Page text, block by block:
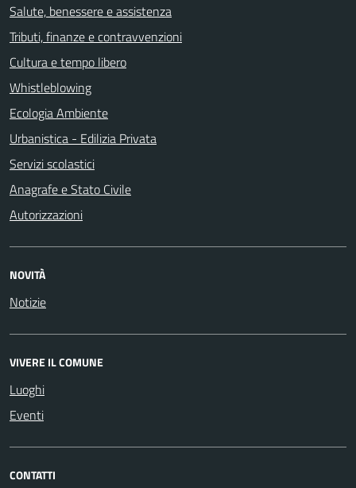
Salute, benessere e assistenza
Tributi, finanze e contravvenzioni
Cultura e tempo libero
Whistleblowing
Ecologia Ambiente
Urbanistica - Edilizia Privata
Servizi scolastici
Anagrafe e Stato Civile
Autorizzazioni
NOVITÀ
Notizie
VIVERE IL COMUNE
Luoghi
Eventi
CONTATTI